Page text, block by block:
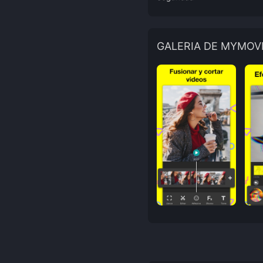
GALERIA DE